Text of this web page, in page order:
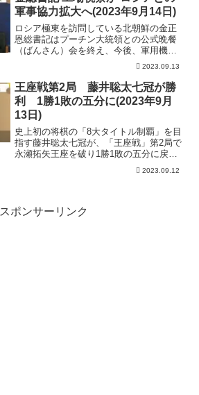
ルが直撃しました。...
軍事協力拡大へ(2023年9月14日)
ロシア極東を訪問している北朝鮮の金正
恩総書記はプーチン大統領との公式晩餐
（ばんさん）会を終え、今後、軍用機の
製造工場を視察するなどロシアとの軍事
す。 北朝鮮 金正恩総書記：「プーチ
ン大統領とは朝鮮半島と欧州...
2023.09.13
王座戦第2局 藤井聡太七冠が勝
利 1勝1敗の五分に(2023年9月
13日)
史上初の将棋の「8大タイトル制覇」を目
指す藤井聡太七冠が、「王座戦」第2局で
永瀬拓矢王座を破り1勝1敗の五分に戻し
ました。 12日、神戸市で行われた「王
座戦」第2局は、お互いに5時間の持ち時
2023.09.12
スポンサーリンク